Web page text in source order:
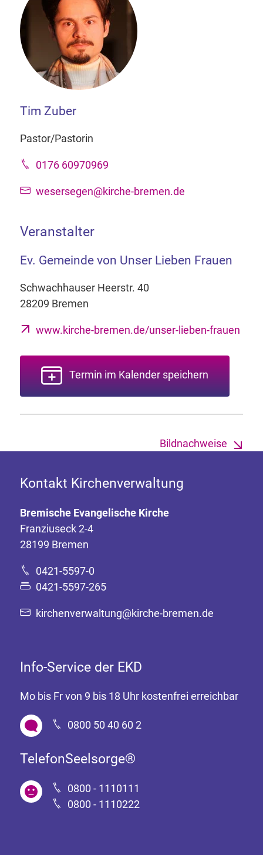
Tim Zuber
Pastor/Pastorin
0176 60970969
wesersegen@kirche-bremen.de
Veranstalter
Ev. Gemeinde von Unser Lieben Frauen
Schwachhauser Heerstr. 40
28209 Bremen
www.kirche-bremen.de/unser-lieben-frauen
Termin im Kalender speichern
Bildnachweise
Kontakt Kirchenverwaltung
Bremische Evangelische Kirche
Franziuseck 2-4
28199 Bremen
0421-5597-0
0421-5597-265
kirchenverwaltung@kirche-bremen.de
Info-Service der EKD
Mo bis Fr von 9 bis 18 Uhr kostenfrei erreichbar
0800 50 40 60 2
TelefonSeelsorge®
0800 - 1110111
0800 - 1110222